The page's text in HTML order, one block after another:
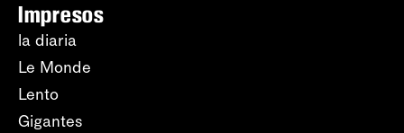
Impresos
la diaria
Le Monde
Lento
Gigantes